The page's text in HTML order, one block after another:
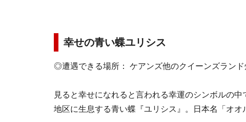
幸せの青い蝶ユリシス
◎遭遇できる場所： ケアンズ他のクイーンズラン
見ると幸せになれると言われる幸運のシンボルの
地区に生息する青い蝶『ユリシス』。日本名「オオ